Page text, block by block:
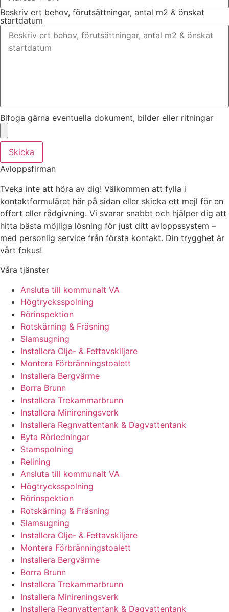
Beskriv ert behov, förutsättningar, antal m2 & önskat
startdatum
Bifoga gärna eventuella dokument, bilder eller ritningar
Skicka
Avloppsfirman
Tveka inte att höra av dig! Välkommen att fylla i
kontaktformuläret här på sidan eller skicka ett mejl för en
offert eller rådgivning. Vi svarar snabbt och hjälper dig att
hitta bästa möjliga lösning för just ditt avloppssystem –
med personlig service från första kontakt. Din trygghet är
vårt fokus!
Våra tjänster
Ansluta till kommunalt VA
Högtrycksspolning
Rörinspektion
Rotskärning & Fräsning
Slamsugning
Installera Olje- & Fettavskiljare
Montera Förbränningstoalett
Installera Bergvärme
Borra Brunn
Installera Trekammarbrunn
Installera Minireningsverk
Installera Regnvattentank & Dagvattentank
Byta Rörledningar
Stamspolning
Relining
Ansluta till kommunalt VA
Högtrycksspolning
Rörinspektion
Rotskärning & Fräsning
Slamsugning
Installera Olje- & Fettavskiljare
Montera Förbränningstoalett
Installera Bergvärme
Borra Brunn
Installera Trekammarbrunn
Installera Minireningsverk
Installera Regnvattentank & Dagvattentank